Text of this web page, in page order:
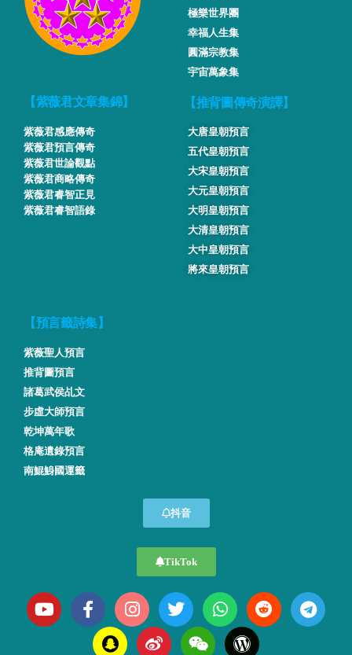
極樂世界團
幸福人生集
圓滿宗教集
宇宙萬象集
【紫薇君文章集錦】
紫薇君感應傳奇
紫薇君預言傳奇
紫薇君世論觀點
紫薇君商略傳奇
紫薇君睿智正見
紫薇君睿智語錄
【推背圖傳奇演譯】
大唐皇朝預言
五代皇朝預言
大宋皇朝預言
大元皇朝預言
大明皇朝預言
大清皇朝預言
大中皇朝預言
將來皇朝預言
【預言籤詩集】
紫薇聖人預言
推背圖預言
諸葛武侯乩文
步虛大師預言
乾坤萬年歌
格庵遺錄預言
南鯤鯓國運籤
抖音
TikTok